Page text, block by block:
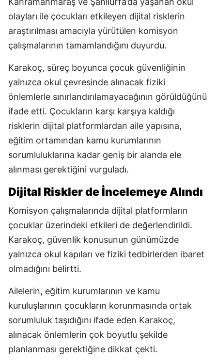
olayları ile çocukları etkileyen dijital risklerin
araştırılması amacıyla yürütülen komisyon
çalışmalarının tamamlandığını duyurdu.
Karakoç, süreç boyunca çocuk güvenliğinin
yalnızca okul çevresinde alınacak fiziki
önlemlerle sınırlandırılamayacağının görüldüğünü
ifade etti. Çocukların karşı karşıya kaldığı
risklerin dijital platformlardan aile yapısına,
eğitim ortamından kamu kurumlarının
sorumluluklarına kadar geniş bir alanda ele
alınması gerektiğini vurguladı.
Dijital Riskler de İncelemeye Alındı
Komisyon çalışmalarında dijital platformların
çocuklar üzerindeki etkileri de değerlendirildi.
Karakoç, güvenlik konusunun günümüzde
yalnızca okul kapıları ve fiziki tedbirlerden ibaret
olmadığını belirtti.
Ailelerin, eğitim kurumlarının ve kamu
kuruluşlarının çocukların korunmasında ortak
sorumluluk taşıdığını ifade eden Karakoç,
alınacak önlemlerin çok boyutlu şekilde
planlanması gerektiğine dikkat çekti.